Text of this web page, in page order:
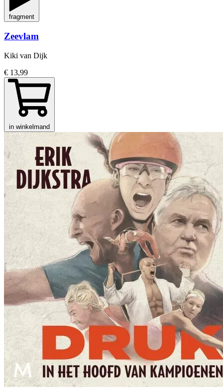
fragment
Zeevlam
Kiki van Dijk
€ 13,99
in winkelmand